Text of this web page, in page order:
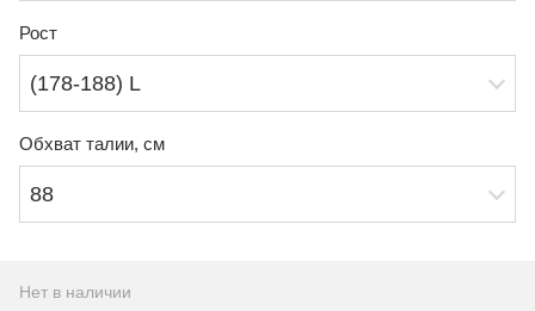
Рост
(178-188) L
Обхват талии, см
88
Нет в наличии